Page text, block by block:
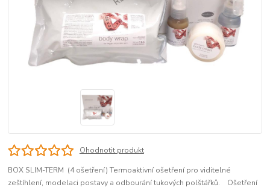
Ohodnotit produkt
BOX SLIM-TERM (4 ošetření) Termoaktivní ošetření pro viditelné
zeštíhlení, modelaci postavy a odbourání tukových polštářků. Ošetření